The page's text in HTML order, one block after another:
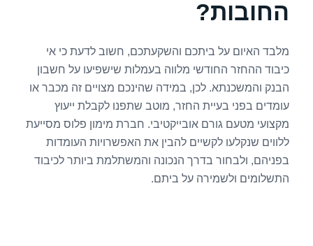
החובות?
מלבד האיום על ביתכם והשקעתכם, חשוב לדעת כי אי
כיבוד ההחזר החודשי מלווה בעמלות שישפיעו על חשבון
הבנק והמשכנתא. לכן, במידה שהינכם מצויים זה מכבר או
עומדים בפני בעיית החזר, מוטב שתפנו לקבלת ייעוץ
מקצועי מטעם גורם אובייקטיבי. חברת מימון פלוס מסייעת
ללווים שנקלעו לקשיים להבין את האפשרויות העומדות
בפניהם, ולבחור בדרך הנכונה והמשתלמת ביותר לכיבוד
התשלומים ולשמירה על ביתם.